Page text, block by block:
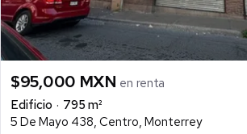
$95,000 MXN en renta
Edificio
795 m²
5 De Mayo 438, Centro, Monterrey